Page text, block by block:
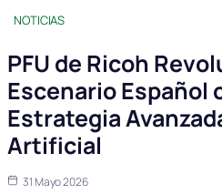
NOTICIAS
PFU de Ricoh
Escenario Español
Estrategia
Artificial
31 Mayo 2026